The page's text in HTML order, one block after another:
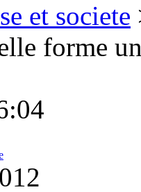
et societe
forme